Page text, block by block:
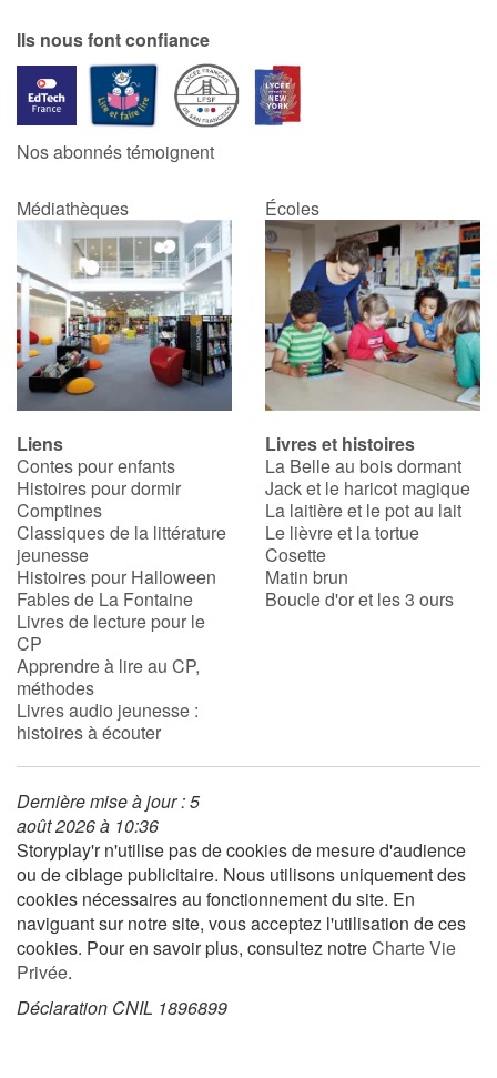
Formats et illustrations
Catalogue anglais
Contraste +
Aide
Accueil
Famille
Écoles
Médiathèques
Vidéos & Tutoriaux
Blog
Actualités
Rencontres et témoignages
Contes d'ici et d'ailleurs
Autour de la lecture
Apprendre à lire
Livre audio
Ils nous font confiance
Nos abonnés témoignent
Médiathèques Écoles
Liens
Contes pour enfants
Histoires pour dormir
Comptines
Classiques de la littérature
jeunesse
Histoires pour Halloween
Fables de La Fontaine
Livres de lecture pour le
CP
Apprendre à lire au CP,
méthodes
Livres audio jeunesse :
histoires à écouter
Livres et histoires
La Belle au bois dormant
Jack et le haricot magique
La laitière et le pot au lait
Le lièvre et la tortue
Cosette
Matin brun
Boucle d'or et les 3 ours
Dernière mise à jour : 5
août 2026 à 10:36
Storyplay'r n'utilise pas de cookies de mesure d'audience
ou de ciblage publicitaire. Nous utilisons uniquement des
cookies nécessaires au fonctionnement du site. En
naviguant sur notre site, vous acceptez l'utilisation de ces
cookies. Pour en savoir plus, consultez notreCharte Vie
Privée.
Déclaration CNIL 1896899